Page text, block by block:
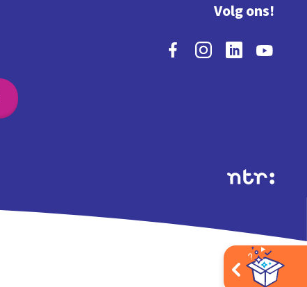
Volg ons!
Extra's